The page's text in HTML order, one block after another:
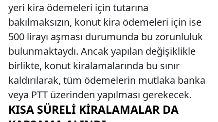
yeri kira ödemeleri için tutarına
bakılmaksızın, konut kira ödemeleri için ise
500 lirayı aşması durumunda bu zorunluluk
bulunmaktaydı. Ancak yapılan değişiklikle
birlikte, konut kiralamalarında bu sınır
kaldırılarak, tüm ödemelerin mutlaka banka
veya PTT üzerinden yapılması gerekecek.
KISA SÜRELI KIRALAMALAR DA